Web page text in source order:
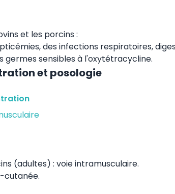
et les porcins :
des infections respiratoires,
germes sensibles à l'oxytétracycline.
et posologie
(adultes) : voie intramusculaire.
cutanée.